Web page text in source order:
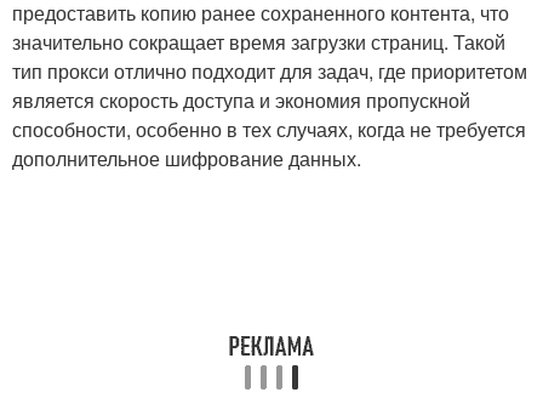
предоставить копию ранее сохраненного контента, что
значительно сокращает время загрузки страниц. Такой
тип прокси отлично подходит для задач, где приоритетом
является скорость доступа и экономия пропускной
способности, особенно в тех случаях, когда не требуется
дополнительное шифрование данных.